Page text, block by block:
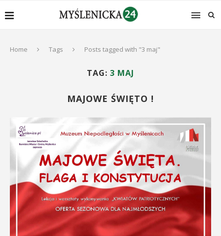
Home Tags Posts tagged with "3 maj"
TAG: 3 MAJ
MAJOWE ŚWIĘTO !